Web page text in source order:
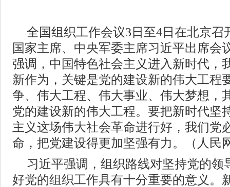
全国组织工作会议3日至4日在北京召
国家主席、中央军委主席习近平出席会
强调，中国特色社会主义进入新时代，
新作为，关键是党的建设新的伟大工程
争、伟大工程、伟大事业、伟大梦想，
党的建设新的伟大工程。要把新时代坚
主义这场伟大社会革命进行好，我们党
命，把党建设得更加坚强有力。（人民
习近平强调，组织路线对坚持党的领
好党的组织工作具有十分重要的意义。